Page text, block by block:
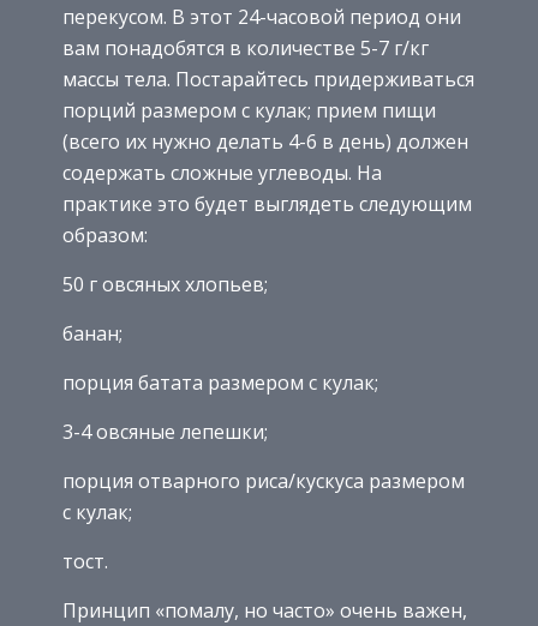
перекусом. В этот 24-часовой период они
вам понадобятся в количестве 5-7 г/кг
массы тела. Постарайтесь придерживаться
порций размером с кулак; прием пищи
(всего их нужно делать 4-6 в день) должен
содержать сложные углеводы. На
практике это будет выглядеть следующим
образом:
50 г овсяных хлопьев;
банан;
порция батата размером с кулак;
3-4 овсяные лепешки;
порция отварного риса/кускуса размером
с кулак;
тост.
Принцип «помалу, но часто» очень важен,